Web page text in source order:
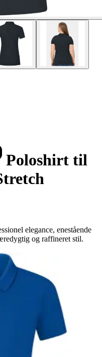
Poloshirt til
elegance, enestående
og raffineret stil.